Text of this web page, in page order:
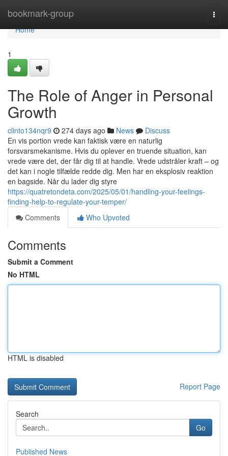
bookmark-group
Home
Home
1
The Role of Anger in Personal
Growth
clinto134nqr9 274 days ago News
Discuss
En vis portion vrede kan faktisk være en naturlig
forsvarsmekanisme. Hvis du oplever en truende situation, kan
vrede være det, der får dig til at handle. Vrede udstråler kraft – og
det kan i nogle tilfælde redde dig. Men har en eksplosiv reaktion
en bagside. Når du lader dig styre
https://quatretondeta.com/2025/05/01/handling-your-feelings-
finding-help-to-regulate-your-temper/
Comments
Who Upvoted
Comments
Submit a Comment
No HTML
HTML is disabled
Report Page
Search
Go
Published News